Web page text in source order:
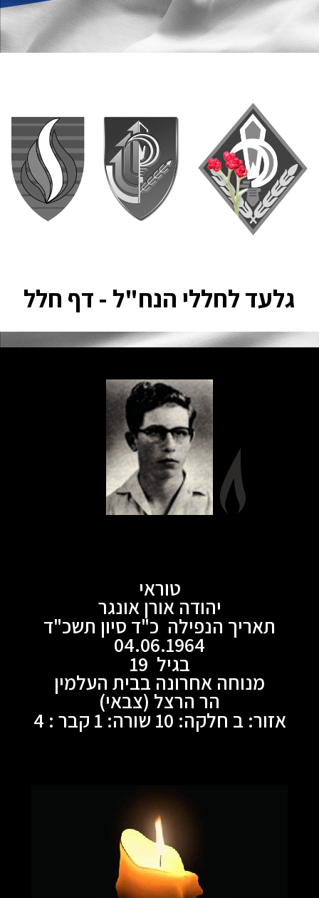
גלעד לחללי הנח"ל - דף חלל
טוראי
יהודה אורן אונגר
תאריך הנפילה כ"ד סיון תשכ"ד
04.06.1964
בגיל 19
מנוחה אחרונה בבית העלמין
הר הרצל (צבאי)
אזור: ב חלקה: 10 שורה: 1 קבר : 4